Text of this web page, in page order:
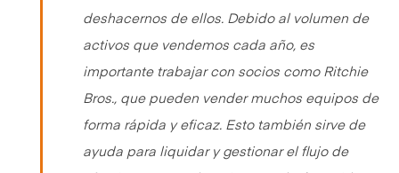
deshacernos de ellos. Debido al volumen de
activos que vendemos cada año, es
importante trabajar con socios como Ritchie
Bros., que pueden vender muchos equipos de
forma rápida y eficaz. Esto también sirve de
ayuda para liquidar y gestionar el flujo de